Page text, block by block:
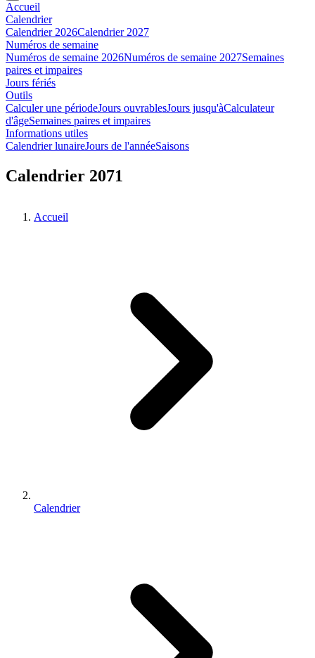
Accueil
Calendrier
Calendrier 2026Calendrier 2027
Numéros de semaine
Numéros de semaine 2026Numéros de semaine 2027Semaines
paires et impaires
Jours fériés
Outils
Calculer une périodeJours ouvrablesJours jusqu'àCalculateur
d'âgeSemaines paires et impaires
Informations utiles
Calendrier lunaireJours de l'annéeSaisons
Calendrier 2071
Accueil
Calendrier